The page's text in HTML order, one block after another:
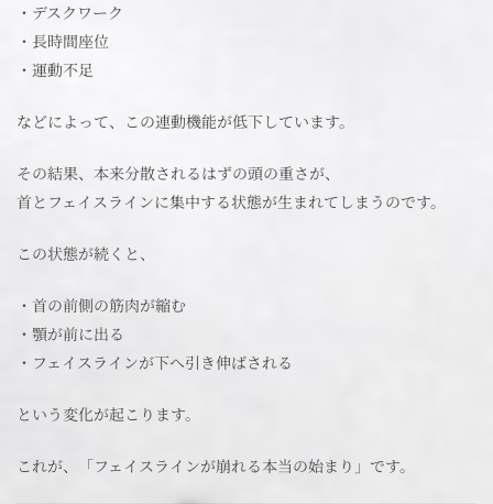
・デスクワーク
・長時間座位
・運動不足
などによって、この連動機能が低下しています。
その結果、本来分散されるはずの頭の重さが、
首とフェイスラインに集中する状態が生まれてしまうのです。
この状態が続くと、
・首の前側の筋肉が縮む
・顎が前に出る
・フェイスラインが下へ引き伸ばされる
という変化が起こります。
これが、「フェイスラインが崩れる本当の始まり」です。